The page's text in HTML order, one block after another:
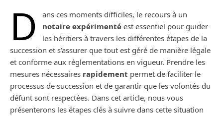
D
ans ces moments difficiles, le recours à un
notaire expérimenté est essentiel pour guider
les héritiers à travers les différentes étapes de la
succession et s’assurer que tout est géré de manière légale
et conforme aux réglementations en vigueur. Prendre les
mesures nécessaires rapidement permet de faciliter le
processus de succession et de garantir que les volontés du
défunt sont respectées. Dans cet article, nous vous
présenterons les étapes clés à suivre dans cette situation